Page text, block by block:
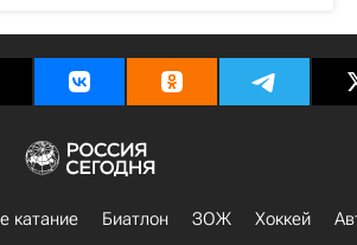
катание Биатлон ЗОЖ Хоккей